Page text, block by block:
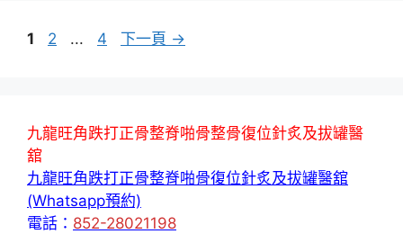
頁
1
頁
2 ...
頁
4 下一頁 →
九龍旺角跌打正骨整脊啪骨整骨復位針炙及拔罐醫
舘
九龍旺角跌打正骨整脊啪骨復位針炙及拔罐醫舘
(Whatsapp預約)
電話： 852-28021198